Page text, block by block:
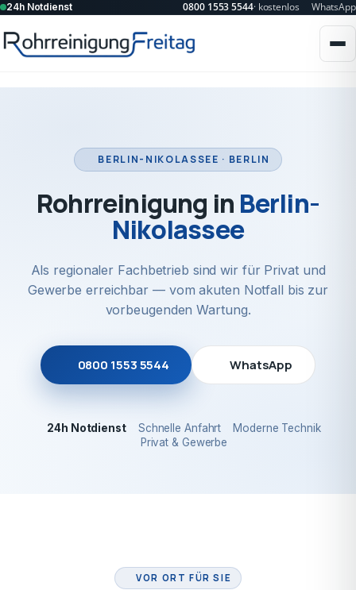
24h Notdienst 0800 1553 5544· kostenlos WhatsApp
BERLIN-NIKOLASSEE · BERLIN
Rohrreinigung in Berlin-
Nikolassee
Als regionaler Fachbetrieb sind wir für Privat und
Gewerbe erreichbar — vom akuten Notfall bis zur
vorbeugenden Wartung.
0800 1553 5544 WhatsApp
24h Notdienst Schnelle Anfahrt
Moderne Technik
Privat & Gewerbe
VOR ORT FÜR SIE